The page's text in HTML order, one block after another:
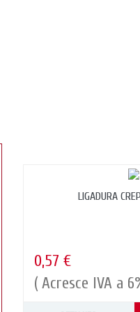
desempenho e experiência.
LIGADURA
0,57 €
( Acresce IVA a